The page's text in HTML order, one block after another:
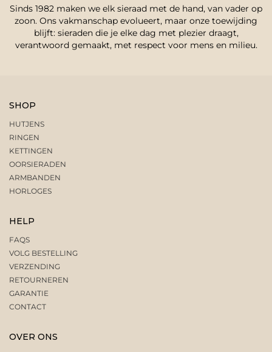
Sinds 1982 maken we elk sieraad met de hand, van vader op
zoon. Ons vakmanschap evolueert, maar onze toewijding
blijft: sieraden die je elke dag met plezier draagt,
verantwoord gemaakt, met respect voor mens en milieu.
SHOP
HUTJENS
RINGEN
KETTINGEN
OORSIERADEN
ARMBANDEN
HORLOGES
HELP
FAQS
VOLG BESTELLING
VERZENDING
RETOURNEREN
GARANTIE
CONTACT
OVER ONS